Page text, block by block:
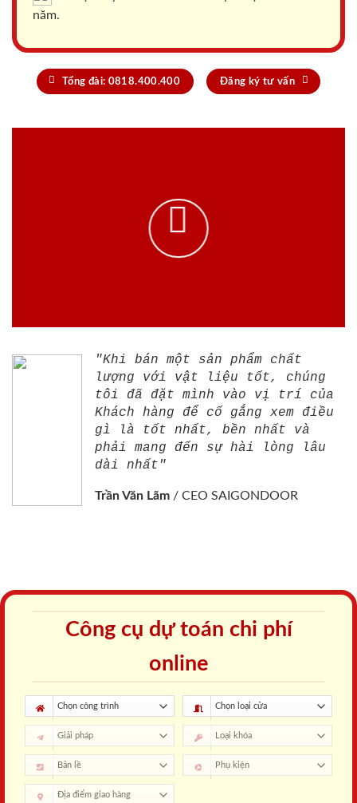
năm.
Tổng đài: 0818.400.400 Đăng ký tư vấn
"Khi bán một sản phẩm chất
lượng với vật liệu tốt, chúng
tôi đã đặt mình vào vị trí của
Khách hàng để cố gắng xem điều
gì là tốt nhất, bền nhất và
phải mang đến sự hài lòng lâu
dài nhất"
Trần Văn Lãm / CEO SAIGONDOOR
Công cụ dự toán chi phí
online